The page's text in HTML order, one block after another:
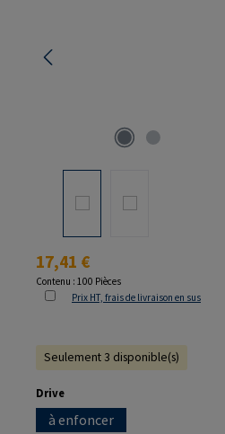
Prix régulier :
17,41 €
Contenu : 100 Pièces
Prix HT, frais de livraison en sus
Seulement 3 disponible(s)
Sélectionnez
Drive
à enfoncer